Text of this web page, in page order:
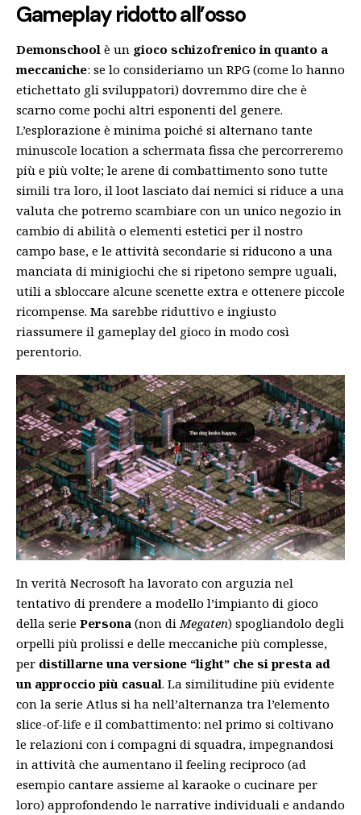
Gameplay ridotto all’osso
Demonschool è un gioco schizofrenico in quanto a
meccaniche: se lo consideriamo un RPG (come lo hanno
etichettato gli sviluppatori) dovremmo dire che è
scarno come pochi altri esponenti del genere.
L’esplorazione è minima poiché si alternano tante
minuscole location a schermata fissa che percorreremo
più e più volte; le arene di combattimento sono tutte
simili tra loro, il loot lasciato dai nemici si riduce a una
valuta che potremo scambiare con un unico negozio in
cambio di abilità o elementi estetici per il nostro
campo base, e le attività secondarie si riducono a una
manciata di minigiochi che si ripetono sempre uguali,
utili a sbloccare alcune scenette extra e ottenere piccole
ricompense. Ma sarebbe riduttivo e ingiusto
riassumere il gameplay del gioco in modo così
perentorio.
In verità Necrosoft ha lavorato con arguzia nel
tentativo di prendere a modello l’impianto di gioco
della serie Persona (non di Megaten) spogliandolo degli
orpelli più prolissi e delle meccaniche più complesse,
per distillarne una versione “light” che si presta ad
un approccio più casual. La similitudine più evidente
con la serie Atlus si ha nell’alternanza tra l’elemento
slice-of-life e il combattimento: nel primo si coltivano
le relazioni con i compagni di squadra, impegnandosi
in attività che aumentano il feeling reciproco (ad
esempio cantare assieme al karaoke o cucinare per
loro) approfondendo le narrative individuali e andando